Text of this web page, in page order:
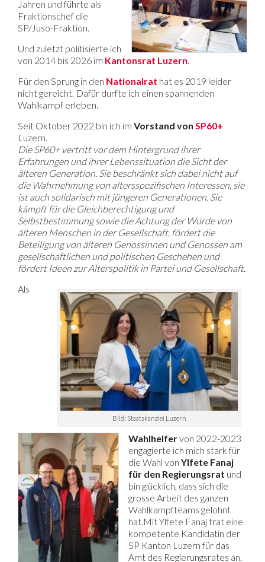
Jahren und führte als
Fraktionschef die
SP/Juso-Fraktion.
Und zuletzt politisierte ich
von 2014 bis 2026 im Kantonsrat Luzern.
Für den Sprung in den Nationalrat hat es 2019 leider
nicht gereicht. Dafür durfte ich einen spannenden
Wahlkampf erleben.
Seit Oktober 2022 bin ich im Vorstand von SP60+
Luzern.
Die SP60+ vertritt vor dem Hintergrund ihrer
Erfahrungen und ihrer Lebenssituation die Sicht der
älteren Generation. Sie beschränkt sich dabei nicht auf
die Wahrnehmung von altersspezifischen Interessen, sie
ist auch solidarisch mit jüngeren Generationen. Sie
kämpft für die Gleichberechtigung und
Selbstbestimmung sowie die Achtung der Würde von
älteren Menschen in der Gesellschaft, fördert die
Beteiligung von älteren Genossinnen und Genossen am
gesellschaftlichen und politischen Geschehen und
fördert Ideen zur Alterspolitik in Partei und Gesellschaft.
Bild: Staatskanzlei Luzern
Als
Wahlhelfervon 2022-2023
engagierte ich mich stark für
die Wahl von Ylfete Fanaj
für den Regierungsrat und
bin glücklich, dass sich die
grosse Arbeit des ganzen
Wahlkampfteams gelohnt
hat.Mit Ylfete Fanaj trat eine
kompetente Kandidatin der
SP Kanton Luzern für das
Amt des Regierungsrates an.